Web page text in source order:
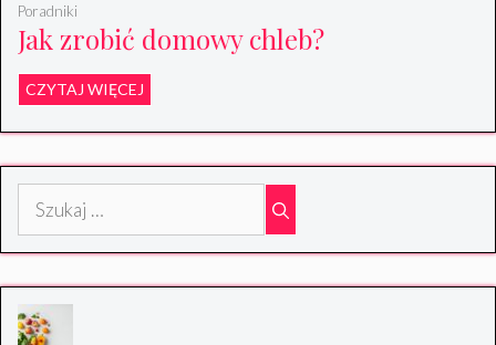
Jak zrobić domowy chleb?
Poradniki
CZYTAJ WIĘCEJ
Szukaj: